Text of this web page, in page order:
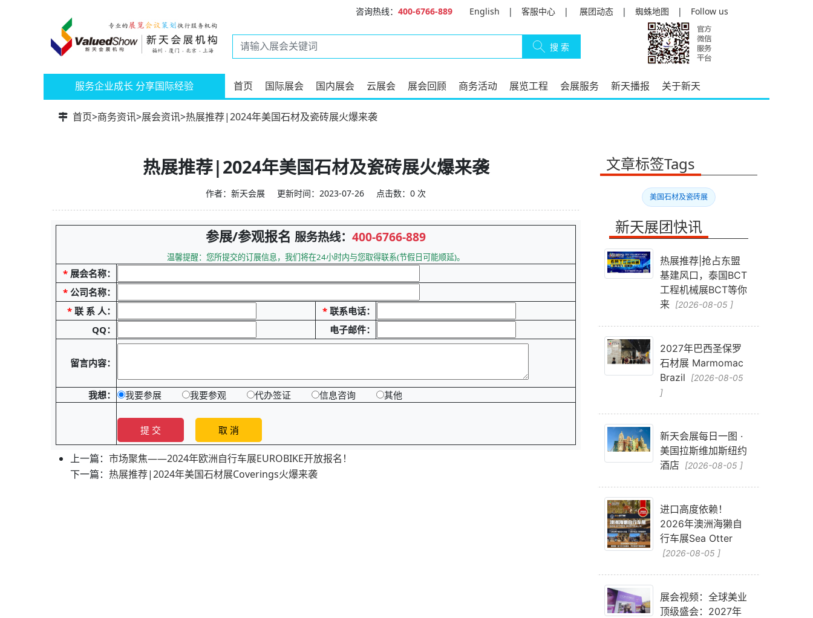
咨询热线： 400-6766-889 English | 客服中心 | 展团动态 | 蜘蛛地图 | Follow us
服务企业成长 分享国际经验 首页 国际展会 国内展会 云展会 展会回顾 商务活动 展览工程 会展服务 新天播报 关于新天
首页>商务资讯>展会资讯>热展推荐|2024年美国石材及瓷砖展火爆来袭
热展推荐|2024年美国石材及瓷砖展火爆来袭
作者：新天会展 更新时间：2023-07-26 点击数：0 次
参展/参观报名 服务热线： 400-6766-889
温馨提醒：您所提交的订展信息，我们将在24小时内与您取得联系(节假日可能顺延)。
* 展会名称：
* 公司名称：
* 联 系 人： * 联系电话：
QQ：
电子邮件：
留言内容：
我想： 我要参展 我要参观 代办签证 信息咨询 其他
上一篇： 市场聚焦——2024年欧洲自行车展EUROBIKE开放报名！
下一篇： 热展推荐|2024年美国石材展Coverings火爆来袭
文章标签Tags
美国石材及瓷砖展
新天展团快讯
热展推荐|抢占东盟
基建风口，泰国BCT
工程机械展BCT等你
来 [2026-08-05 ]
2027年巴西圣保罗
石材展 Marmomac
Brazil
[2026-08-05
]
新天会展每日一图 ·
美国拉斯维加斯纽约
酒店
[2026-08-05 ]
进口高度依赖！
2026年澳洲海獭自
行车展Sea Otter
[2026-08-05 ]
展会视频：全球美业
顶级盛会：2027年